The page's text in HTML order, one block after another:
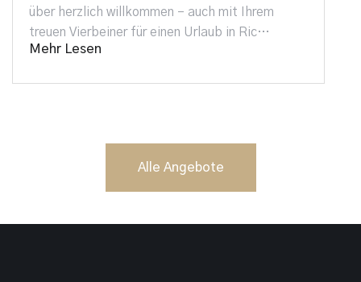
über herzlich willkommen – auch mit Ihrem
treuen Vierbeiner für einen Urlaub in Ric…
Mehr Lesen
Alle Angebote